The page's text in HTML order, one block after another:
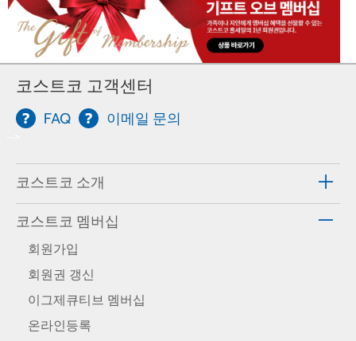
코스트코 고객센터
FAQ 이메일 문의
코스트코 소개
코스트코 멤버십
회원가입
회원권 갱신
이그제큐티브 멤버십
온라인등록